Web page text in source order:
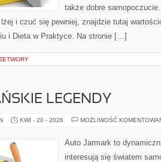
także dobre
i czuć się pewniej, znajdzie tutaj
i Dieta w Praktyce. Na stronie […]
LEGENDY
KWI - 20 - 2026 MOŻLIWOŚĆ
Auto Jarmark to
interesują się światem